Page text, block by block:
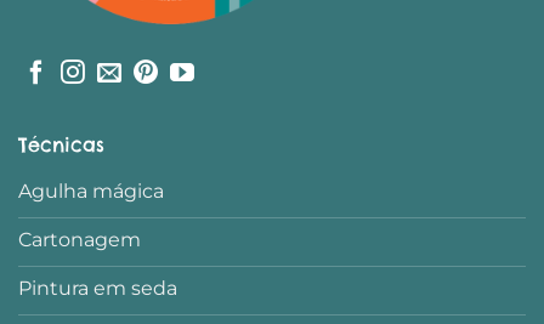
Técnicas
Agulha mágica
Cartonagem
Pintura em seda